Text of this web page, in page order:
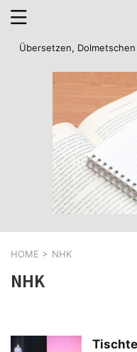
Übersetzen,
HOME > NHK
NHK